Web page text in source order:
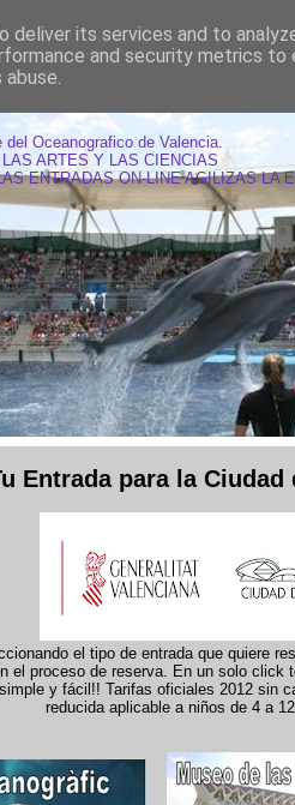
del Oceanografico de Valencia.
ARTES Y LAS CIENCIAS
ENTRADAS ON-LINE AGILIZAS LA
Entrada para la
el tipo de entrada que quiere
el proceso de reserva. En un solo click
y fácil!! Tarifas oficiales 2012 sin
reducida aplicable a niños de 4 a
its services and to
and security metrics